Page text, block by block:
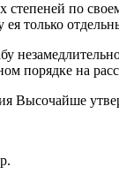
степеней по
только
порядке на
Высочайше